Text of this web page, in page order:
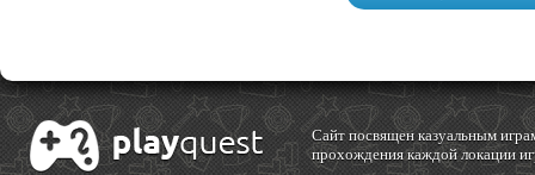
Cайт посвящен казуальным
прохождения каждой локации